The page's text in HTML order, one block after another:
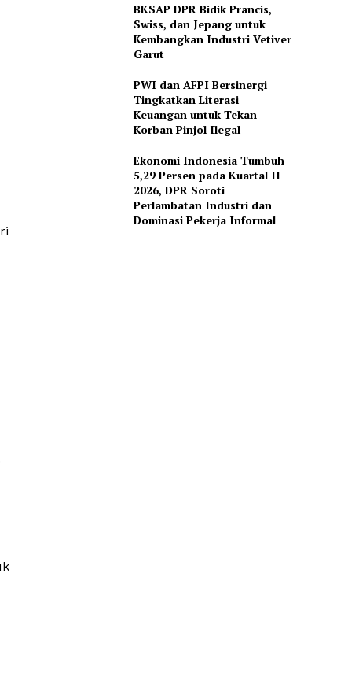
BKSAP DPR Bidik Prancis,
Swiss, dan Jepang untuk
Kembangkan Industri Vetiver
Garut
PWI dan AFPI Bersinergi
Tingkatkan Literasi
Keuangan untuk Tekan
Korban Pinjol Ilegal
Ekonomi Indonesia Tumbuh
5,29 Persen pada Kuartal II
2026, DPR Soroti
Perlambatan Industri dan
Dominasi Pekerja Informal